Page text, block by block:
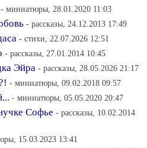
- миниатюры, 28.01.2020 11:03
- рассказы, 24.12.2013 17:49
- стихи, 22.07.2026 12:51
- рассказы, 27.01.2014 10:45
Эйра - рассказы, 28.05.2026 21:17
- миниатюры, 09.02.2018 09:57
- миниатюры, 05.05.2020 20:47
Софье - рассказы, 10.02.2014
15.03.2023 13:41